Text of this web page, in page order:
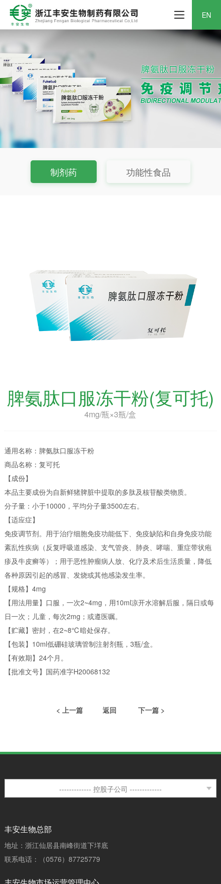
EN
制剂药 功能性食品
脾氨肽口服冻干粉(复可托)
4mg/瓶×3瓶/盒
通用名称：脾氨肽口服冻干粉
商品名称：复可托
【成份】
本品主要成份为自新鲜猪脾脏中提取的多肽及核苷酸类物质。
分子量：小于10000，平均分子量3500左右。
【适应症】
免疫调节剂。用于治疗细胞免疫功能低下、免疫缺陷和自身免疫功能
紊乱性疾病（反复呼吸道感染、支气管炎、肺炎、哮喘、重症带状疱
疹及牛皮癣等）；用于恶性肿瘤病人放、化疗及术后生活质量，降低
各种原因引起的感冒、发烧或其他感染发生率。
【规格】4mg
【用法用量】口服，一次2~4mg，用10ml凉开水溶解后服，隔日或每
日一次；儿童，每次2mg；或遵医嘱。
【贮藏】密封，在2~8℃暗处保存。
【包装】10ml低硼硅玻璃管制注射剂瓶，3瓶/盒。
【有效期】24个月。
【批准文号】国药准字H20068132
< 上一篇 返回 下一篇 >
丰安生物总部
地址：浙江仙居县南峰街道下垟底
联系电话：（0576）87725779